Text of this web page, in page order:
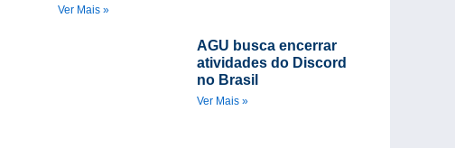
Ver Mais »
AGU busca encerrar
atividades do Discord
no Brasil
Ver Mais »